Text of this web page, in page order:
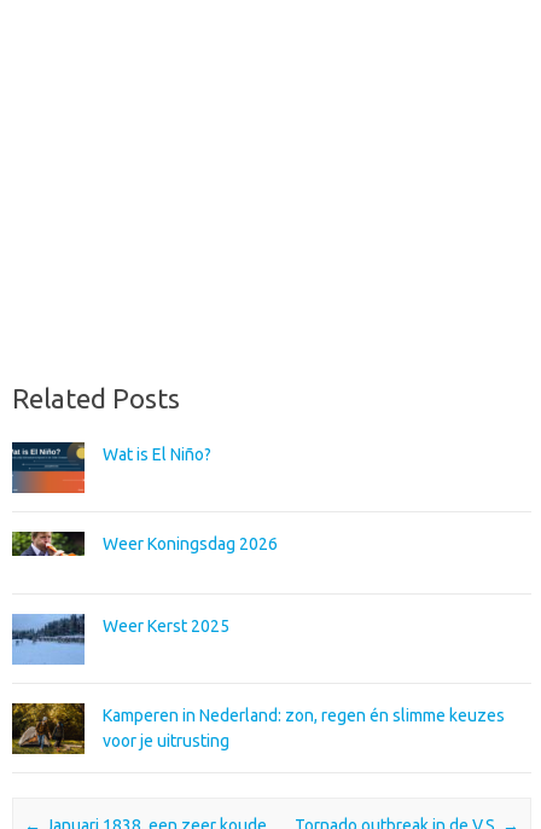
Related Posts
Wat is El Niño?
Weer Koningsdag 2026
Weer Kerst 2025
Kamperen in Nederland: zon, regen én slimme keuzes
voor je uitrusting